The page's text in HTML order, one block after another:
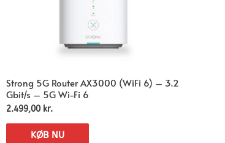
Strong 5G Router AX3000 (WiFi 6) – 3.2
Gbit/s – 5G Wi-Fi 6
2.499,00 kr.
KØB NU